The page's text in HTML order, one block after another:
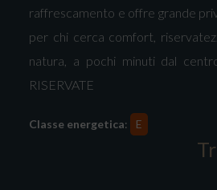
raffrescamento e offre grande
per chi cerca comfort,
natura, a pochi minuti dal
RISERVATE
Classe energetica: E